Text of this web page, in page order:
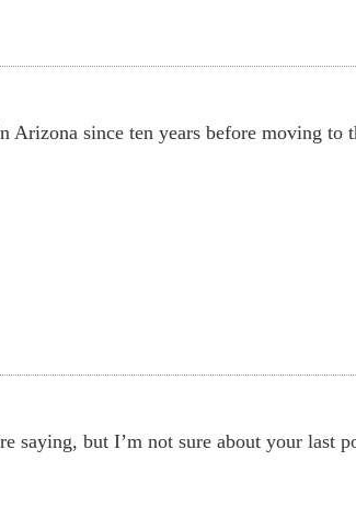
Arizona since ten years before moving to
saying, but I’m not sure about your last